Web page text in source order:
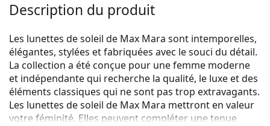
Description du produit
Les lunettes de soleil de Max Mara sont intemporelles,
élégantes, stylées et fabriquées avec le souci du détail.
La collection a été conçue pour une femme moderne
et indépendante qui recherche la qualité, le luxe et des
éléments classiques qui ne sont pas trop extravagants.
Les lunettes de soleil de Max Mara mettront en valeur
votre féminité. Elles peuvent compléter une tenue